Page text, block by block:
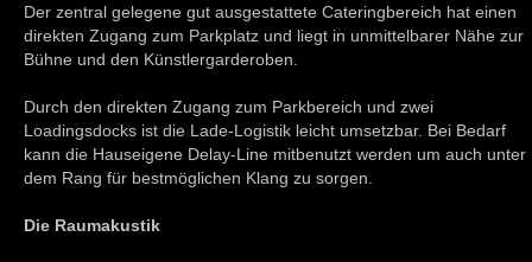
Der zentral gelegene gut ausgestattete Cateringbereich hat einen
direkten Zugang zum Parkplatz und liegt in unmittelbarer Nähe zur
Bühne und den Künstlergarderoben.
Durch den direkten Zugang zum Parkbereich und zwei
Loadingsdocks ist die Lade-Logistik leicht umsetzbar. Bei Bedarf
kann die Hauseigene Delay-Line mitbenutzt werden um auch unter
dem Rang für bestmöglichen Klang zu sorgen.
Die Raumakustik